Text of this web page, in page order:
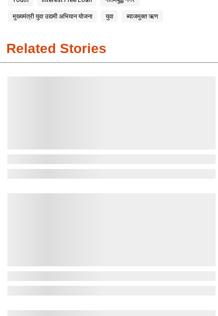
मुख्यमंत्री युवा उद्यमी अभियान योजना युवा ब्याजमुक्त ऋण
Related Stories